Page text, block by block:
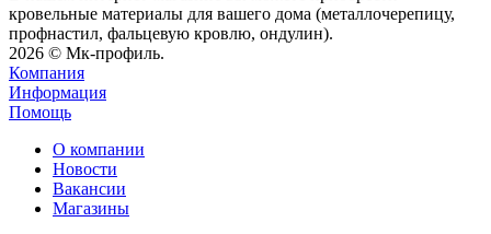
кровельные материалы для вашего дома (металлочерепицу,
профнастил, фальцевую кровлю, ондулин).
2026 © Мк-профиль.
Компания
Информация
Помощь
О компании
Новости
Вакансии
Магазины